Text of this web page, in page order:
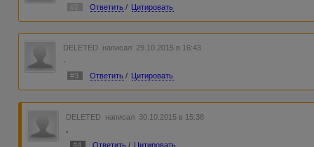
#2 Ответить / Цитировать
DELETED написал 29.10.2015 в 16:43
.
#3 Ответить / Цитировать
DELETED написал 30.10.2015 в 15:38
#4 Ответить / Цитировать